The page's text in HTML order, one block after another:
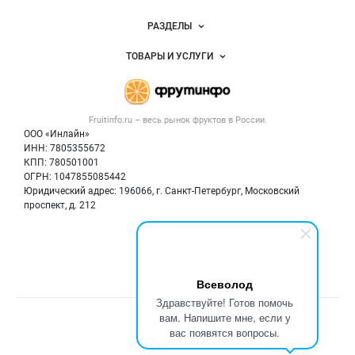
Всеволод
Здравствуйте! Готов помочь
вам. Напишите мне, если у
вас появятся вопросы.
Fruitinfo.ru – весь рынок фруктовв России.
ООО «Инлайн»
ИНН: 7805355672
КПП: 780501001
ОГРН: 1047855085442
Юридический адрес: 196066, г. Санкт-Петербург, Московский
проспект, д. 212
Новости Fruitinfo.ru
Размещение рекламы
Публичная оферта
Контактная информация
Политика обработки персональных данных
РАЗДЕЛЫ
Объявления
Новости рынка
ТОВАРЫ И УСЛУГИ
Готовая продукция
Овощи
Фрукты
Добавить объявление
Счетчики, авторское право, логотипы